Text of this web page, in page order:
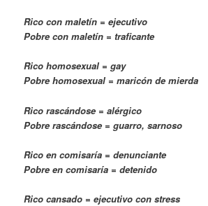
Rico con maletín = ejecutivo
Pobre con maletín = traficante
Rico homosexual = gay
Pobre homosexual = maricón de mierda
Rico rascándose = alérgico
Pobre rascándose = guarro, sarnoso
Rico en comisaría = denunciante
Pobre en comisaría = detenido
Rico cansado = ejecutivo con stress